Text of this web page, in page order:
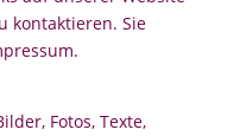
kontaktieren. Sie
Fotos, Texte,